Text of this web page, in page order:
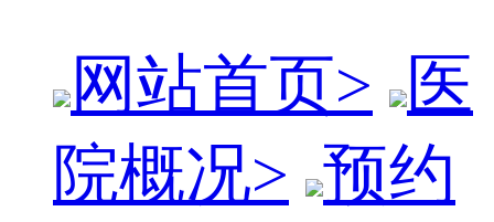
网站首页>
医
院概况> 预约